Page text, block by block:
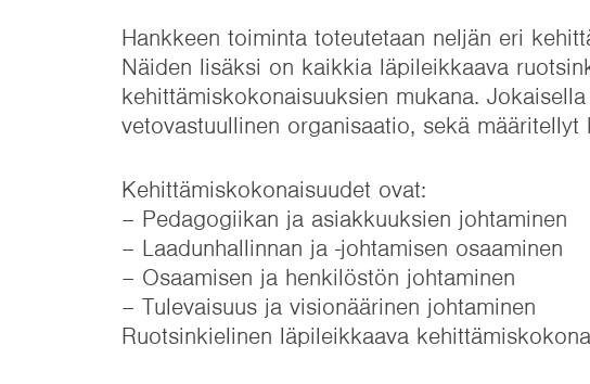
Hankkeen toiminta toteutetaan neljän eri
Näiden lisäksi on kaikkia läpileikkaava
kehittämiskokonaisuuksien mukana.
vetovastuullinen organisaatio, sekä
Kehittämiskokonaisuudet ovat:
– Pedagogiikan ja asiakkuuksien johtaminen
– Laadunhallinnan ja -johtamisen osaaminen
– Osaamisen ja henkilöstön johtaminen
– Tulevaisuus ja visionäärinen johtaminen
Ruotsinkielinen läpileikkaava